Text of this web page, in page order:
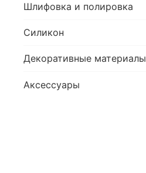
Шлифовка и полировка
Силикон
Декоративные материалы
Аксессуары